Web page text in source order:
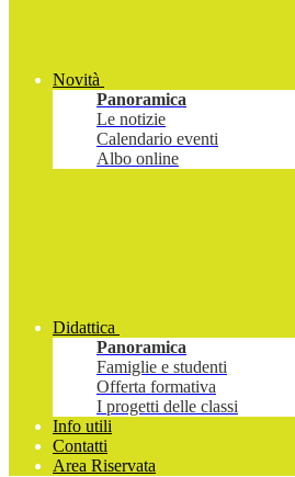
Novità
Panoramica
Le notizie
Calendario eventi
Albo online
Didattica
Panoramica
Famiglie e studenti
Offerta formativa
I progetti delle classi
Info utili
Contatti
Area Riservata